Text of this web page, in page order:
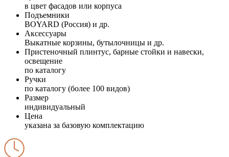
в цвет фасадов или корпуса
Подъемники
BOYARD (Россия) и др.
Аксессуары
Выкатные корзины, бутылочницы и др.
Пристеночный плинтус, барные стойки и навески,
освещение
по каталогу
Ручки
по каталогу (более 100 видов)
Размер
индивидуальный
Цена
указана за базовую комплектацию